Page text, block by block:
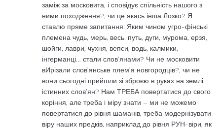
заміж за московита, і сповідує спільність нашого з
ними походження?, чи це якась інша Лозко? Я
ставлю пряме запитання: Яким чином угро-фінські
племена чудь, мерь, весь. путь, дуги, мурома, ерзя,
шойги, лаври, чухня, вепси, водь, калмики,
інгерманці… стали слов’янами? Чи не московити
вИрізали слов’янське плем’я новгородців?, чи не
вони сьогодні прийшли зі зброєю в руках на землі
істинних слов’ян? Нам ТРЕБА повертатися до свого
коріння, але треба і міру знати – ми не можемо
повертатися до рівня шаманів, треба модернізувати
віру наших предків, наприклад до рівня РУН-віри, як